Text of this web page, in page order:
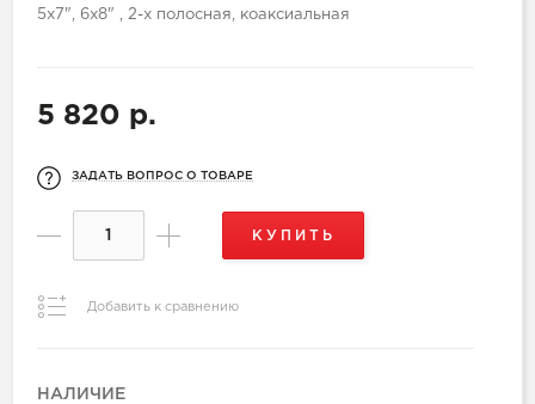
5x7", 6x8" , 2-х полосная, коаксиальная
5 820 р.
ЗАДАТЬ ВОПРОС О ТОВАРЕ
КУПИТЬ
Добавить к сравнению
НАЛИЧИЕ